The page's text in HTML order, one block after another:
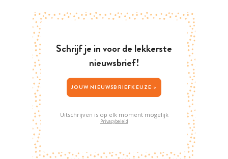
Schrijf je in voor de lekkerste
nieuwsbrief!
JOUW NIEUWSBRIEFKEUZE >
Uitschrijven is op elk moment mogelijk
Privacybeleid